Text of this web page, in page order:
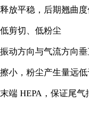
释放平稳，后期翘曲度
低剪切、低粉尘
振动方向与气流方向
擦小，粉尘产生量远
末端 HEPA，保证尾气